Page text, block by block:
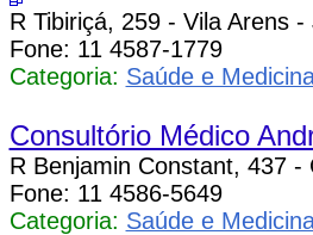
R Tibiriçá, 259 - Vila Arens
Fone: 11 4587-1779
Categoria: Saúde e
Consultório Médico
R Benjamin Constant, 437
Fone: 11 4586-5649
Categoria: Saúde e